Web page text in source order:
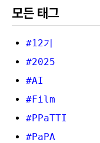
모든 태그
#12기
#2025
#AI
#Film
#PPaTTI
#PaPA